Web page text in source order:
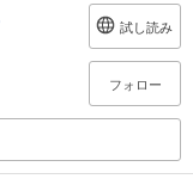
試し読み
フォロー